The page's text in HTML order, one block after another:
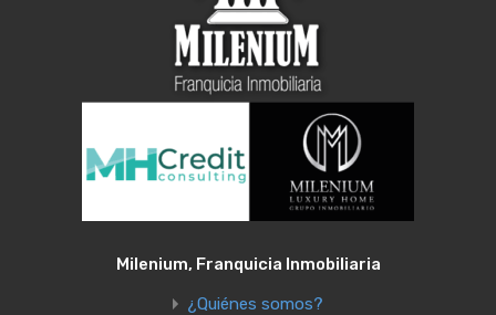
Milenium, Franquicia Inmobiliaria
¿Quiénes somos?